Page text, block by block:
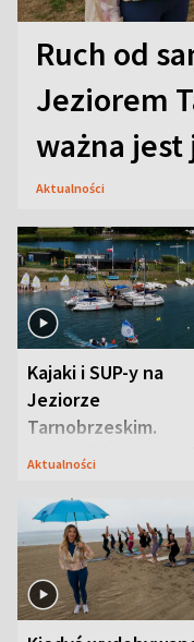
Ruch od
Jeziorem
ważna jest
Aktualności
Kajaki i SUP-y na
Jeziorze
Tarnobrzeskim.
Przyrodnicy zwracają
Aktualności